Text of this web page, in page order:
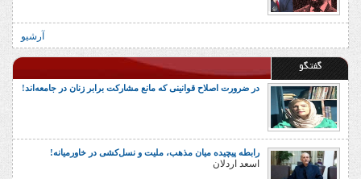
آرشیو
گفتگو
در ضرورت اصلاح قوانینی که مانع مشارکت برابر زنان در جامعه‌اند!
رابطه پیچیده میان مذهب، ملیت و نسل‌کشی در خاورمیانه!
اسعد اردلان